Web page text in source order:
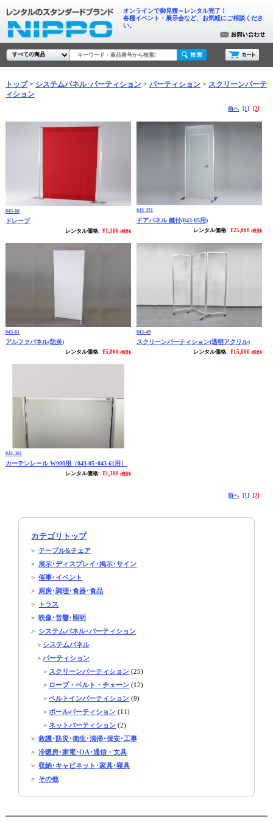
オンラインで御見積～レンタル完了！
各種イベント・展示会など、お気軽にご相談くださ
い。
トップ システムパネル･パーティション パーティション
スクリーンパーテ
ィション
前へ [1] [2]
043-60
ドレープ
レンタル価格:¥1,300 (税別)
043-351
ドアパネル 鍵付(043-05用)
レンタル価格:¥25,000 (税別)
043-61
アルファパネル(防炎)
レンタル価格:¥5,000 (税別)
043-49
スクリーンパーティション(透明アクリル)
レンタル価格:¥15,000 (税別)
043-361
カーテンレール W900用（043-05･043-61用）
レンタル価格:¥1,300 (税別)
前へ [1] [2]
カテゴリトップ
>テーブル&チェア
> 展示･ディスプレイ･掲示･サイン
>催事･イベント
> 厨房･調理･食器･食品
>
トラス
>映像･音響･照明
> システムパネル･パーティション
> システムパネル
>パーティション
> スクリーンパーティション (25)
> ロープ・ベルト・チェーン (12)
>ベルトインパーティション (9)
> ポールパーティション (11)
>ネットパーティション (2)
>救護･防災･衛生･清掃･保安･工事
>冷暖房･家電･OA･通信・文具
>収納･キャビネット･家具･寝具
> その他